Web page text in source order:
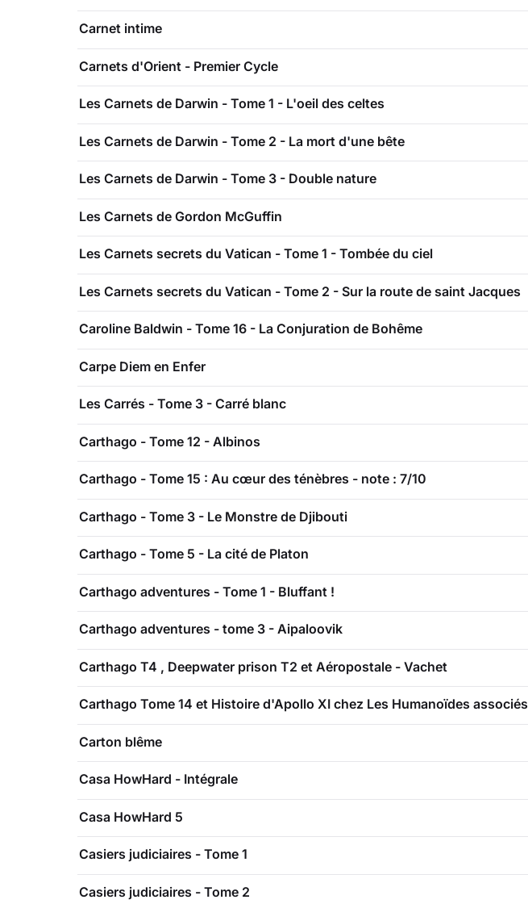
Carnet intime
Carnets d'Orient - Premier Cycle
Les Carnets de Darwin - Tome 1 - L'oeil des celtes
Les Carnets de Darwin - Tome 2 - La mort d'une bête
Les Carnets de Darwin - Tome 3 - Double nature
Les Carnets de Gordon McGuffin
Les Carnets secrets du Vatican - Tome 1 - Tombée du ciel
Les Carnets secrets du Vatican - Tome 2 - Sur la route de saint Jacques
Caroline Baldwin - Tome 16 - La Conjuration de Bohême
Carpe Diem en Enfer
Les Carrés - Tome 3 - Carré blanc
Carthago - Tome 12 - Albinos
Carthago - Tome 15 : Au cœur des ténèbres - note : 7/10
Carthago - Tome 3 - Le Monstre de Djibouti
Carthago - Tome 5 - La cité de Platon
Carthago adventures - Tome 1 - Bluffant !
Carthago adventures - tome 3 - Aipaloovik
Carthago T4 , Deepwater prison T2 et Aéropostale - Vachet
Carthago Tome 14 et Histoire d'Apollo XI chez Les Humanoïdes associés
Carton blême
Casa HowHard - Intégrale
Casa HowHard 5
Casiers judiciaires - Tome 1
Casiers judiciaires - Tome 2